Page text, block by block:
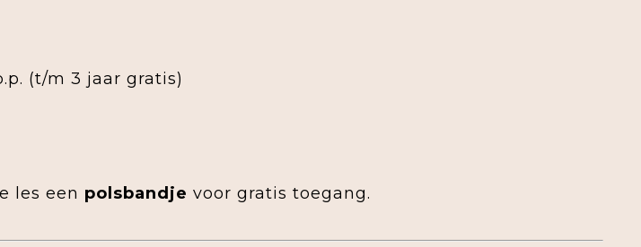
(t/m 3 jaar gratis)
les een polsbandje voor gratis toegang.